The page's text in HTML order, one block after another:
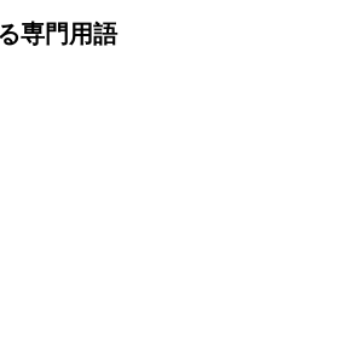
専門用語